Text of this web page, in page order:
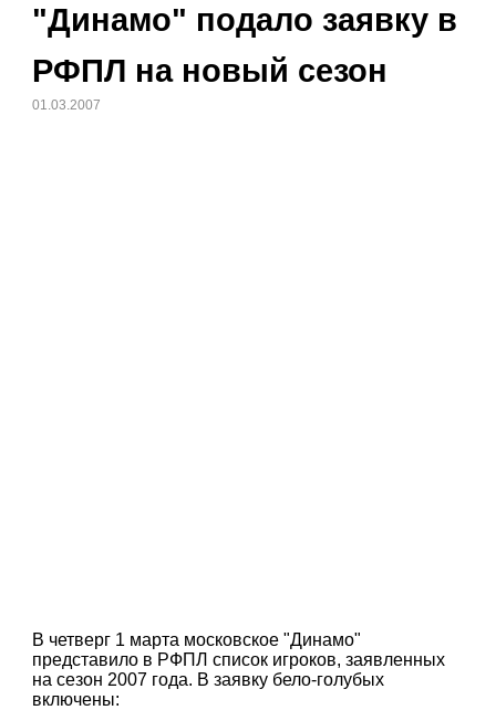
"Динамо" подало заявку в
РФПЛ на новый сезон
01.03.2007
В четверг 1 марта московское "Динамо"
представило в РФПЛ список игроков, заявленных
на сезон 2007 года. В заявку бело-голубых
включены: